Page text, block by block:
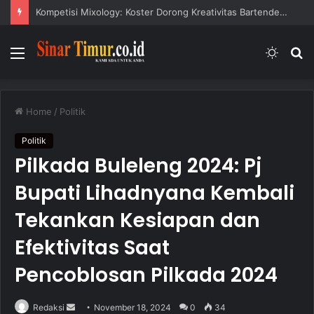
Kompetisi Mixology: Koster Dorong Kreativitas Bartender Muda Bali
Menu
Switch
Home / Politik
Politik
Pilkada Buleleng 2024: Pj
Bupati Lihadnyana Kembali
Tekankan Kesiapan dan
Efektivitas Saat
Pencoblosan Pilkada 2024
Redaksi November 18, 2024 0 34